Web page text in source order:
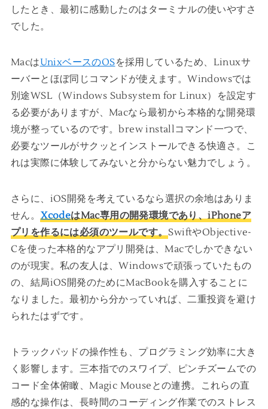
したとき、最初に感動したのはターミナルの使いやすさ
でした。
MacはUnixベースのOSを採用しているため、Linuxサ
ーバーとほぼ同じコマンドが使えます。Windowsでは
別途WSL（Windows Subsystem for Linux）を設定す
る必要がありますが、Macなら最初から本格的な開発環
境が整っているのです。brew installコマンド一つで、
必要なツールがサクッとインストールできる快適さ。こ
れは実際に体験してみないと分からない魅力でしょう。
さらに、iOS開発を考えているなら選択の余地はありま
せん。 XcodeはMac専用の開発環境であり、iPhoneア
プリを作るには必須のツールです。 SwiftやObjective-
Cを使った本格的なアプリ開発は、Macでしかできない
のが現実。私の友人は、Windowsで頑張っていたもの
の、結局iOS開発のためにMacBookを購入することに
なりました。最初から分かっていれば、二重投資を避け
られたはずです。
トラックパッドの操作性も、プログラミング効率に大き
く影響します。三本指でのスワイプ、ピンチズームでの
コード全体俯瞰、Magic Mouseとの連携。これらの直
感的な操作は、長時間のコーディング作業でのストレス